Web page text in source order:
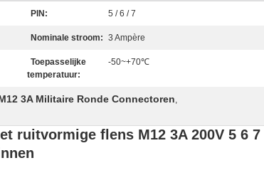
PIN: 5 / 6 / 7
Nominale stroom: 3 Ampère
Toepasselijke
temperatuur:
-50~+70℃
3A Militaire Ronde Connectoren,
ruitvormige flens M12 3A 200V 5 6 7